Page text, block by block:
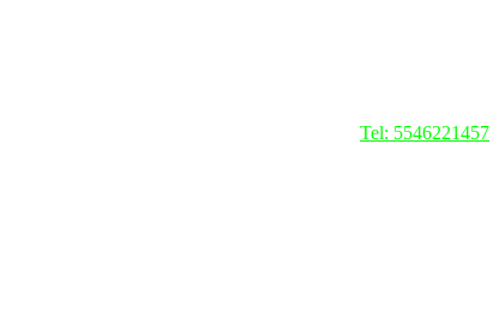
Tel: 5546221457